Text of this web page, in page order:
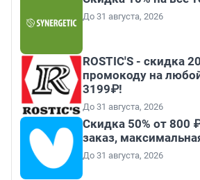
До 31 августа, 2026
ROSTIC'S - скидка
промокоду на
3199₽!
До 31 августа, 2026
Скидка 50% от 800
заказ,
До 31 августа, 2026